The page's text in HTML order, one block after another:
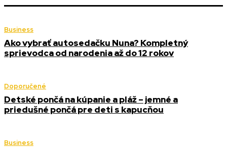
Business
Ako vybrať autosedačku Nuna? Kompletný
sprievodca od narodenia až do 12 rokov
Doporučené
Detské pončá na kúpanie a pláž – jemné a
priedušné pončá pre deti s kapucňou
Business